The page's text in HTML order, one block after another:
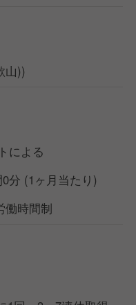
山))
による
分 (1ヶ月当たり)
働時間制